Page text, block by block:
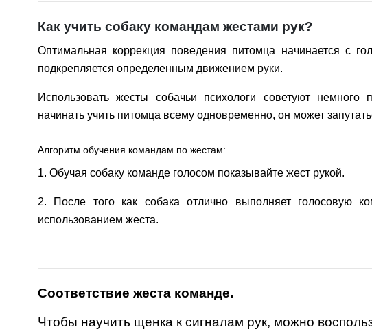
Как учить собаку командам жестами рук?
Оптимальная коррекция поведения питомца начинается с
подкрепляется определенным движением руки.
Использовать жесты собачьи психологи советуют
начинать учить питомца всему одновременно, он может
Алгоритм обучения командам по жестам:
1. Обучая собаку команде голосом показывайте жест рукой.
2. После того как собака отлично выполняет голосовую
использованием жеста.
Соответствие жеста команде.
Чтобы научить щенка к сигналам рук, можно